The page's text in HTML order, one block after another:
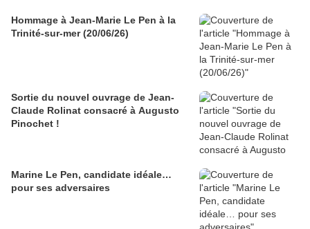
Hommage à Jean-Marie Le Pen à la
Trinité-sur-mer (20/06/26)
Sortie du nouvel ouvrage de Jean-
Claude Rolinat consacré à Augusto
Pinochet !
Marine Le Pen, candidate idéale…
pour ses adversaires